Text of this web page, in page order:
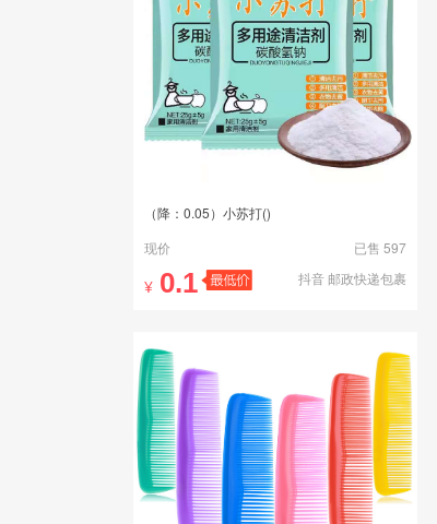
（降：0.05）小苏打()
现价
已售 597
¥ 0.1 抖音 邮政快递包裹